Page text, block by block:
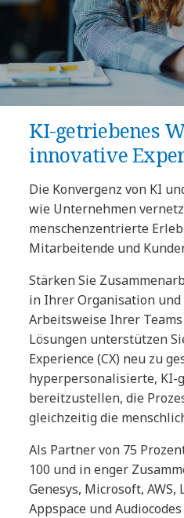
KI-getriebenes
innovative
Die Konvergenz von KI
wie Unternehmen
menschenzentrierte
Mitarbeitende und
Stärken Sie
in Ihrer Organisation
Arbeitsweise Ihrer
Lösungen unterstützen
Experience (CX) neu zu
hyperpersonalisierte,
bereitzustellen, die
gleichzeitig die
Als Partner von 75
100 und in enger
Genesys, Microsoft, AWS,
Appspace und